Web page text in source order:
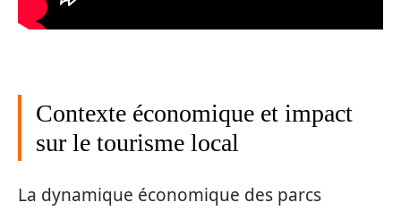
Contexte économique et impact
sur le tourisme local
La dynamique économique des parcs